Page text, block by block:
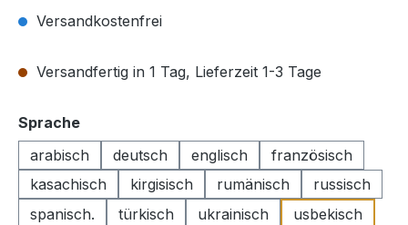
Versandkostenfrei
Versandfertig in 1 Tag, Lieferzeit 1-3 Tage
Spracheauswählen
arabisch
deutsch englisch
französisch
kasachisch
kirgisisch rumänisch
russisch
spanisch.
türkisch ukrainisch usbekisch